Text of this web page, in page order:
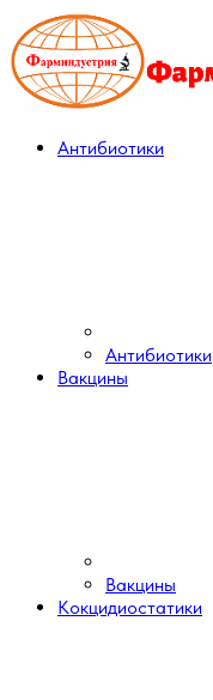
Антибиотики
Антибиотики
Вакцины
Вакцины
Кокцидиостатики